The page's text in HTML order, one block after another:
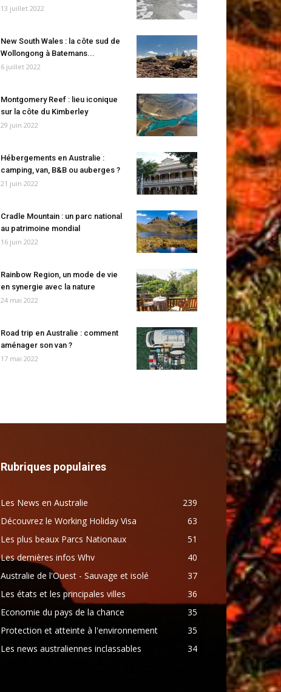
13 juillet 2022
New South Wales : la côte sud de
Wollongong à Batemans...
6 juillet 2022
Montgomery Reef : lieu iconique
sur la côte du Kimberley
29 juin 2022
Hébergements en Australie :
camping, van, B&B ou auberges ?
21 juin 2022
Cradle Mountain : un parc national
au patrimoine mondial
16 juin 2022
Rainbow Region, un mode de vie
en synergie avec la nature
24 mai 2022
Road trip en Australie : comment
aménager son van ?
17 mai 2022
Rubriques populaires
Les News en Australie
239
Découvrez le Working Holiday Visa
63
Les plus beaux Parcs Nationaux
51
Les dernières infos Whv
40
Australie de l'Ouest - Sauvage et isolé
37
Les états et les principales villes
36
Economie du pays de la chance
35
Protection et atteinte à l'environnement
35
Les news australiennes inclassables
34